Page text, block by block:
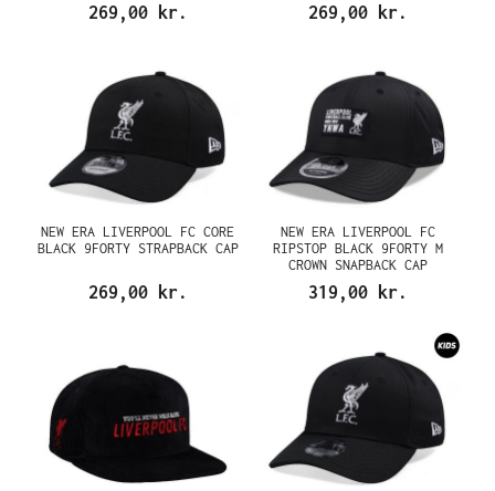
269,00 kr. 269,00 kr.
NEW ERA LIVERPOOL FC CORE
BLACK 9FORTY STRAPBACK CAP
269,00 kr.
NEW ERA LIVERPOOL FC
RIPSTOP BLACK 9FORTY M
CROWN SNAPBACK CAP
319,00 kr.